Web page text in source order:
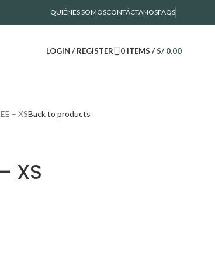
QUIÉNES SOMOSCONTÁCTANOSFAQS
LOGIN / REGISTER 0 ITEMS / S/0.00
– XSBack to products
XS